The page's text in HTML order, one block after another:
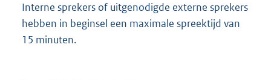
Interne sprekers of uitgenodigde externe sprekers
hebben in beginsel een maximale spreektijd van
15 minuten.